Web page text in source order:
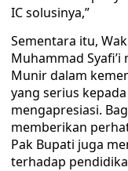
IC solusinya,”
Sementara itu,
Muhammad
Munir dalam
yang serius
mengapresiasi.
memberikan
Pak Bupati juga
terhadap